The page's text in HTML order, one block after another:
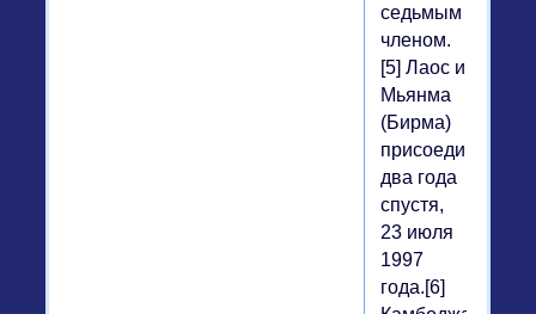
седьмым
членом.
[5] Лаос и
Мьянма
(Бирма)
присоединились
два года
спустя,
23 июля
1997
года.[6]